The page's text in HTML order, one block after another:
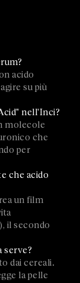
acido
su più
nell'Inci?
molecole
che
per
che acido
un film
il secondo
serve?
dai cereali.
la pelle